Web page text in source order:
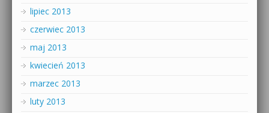
lipiec 2013
czerwiec 2013
maj 2013
kwiecień 2013
marzec 2013
luty 2013